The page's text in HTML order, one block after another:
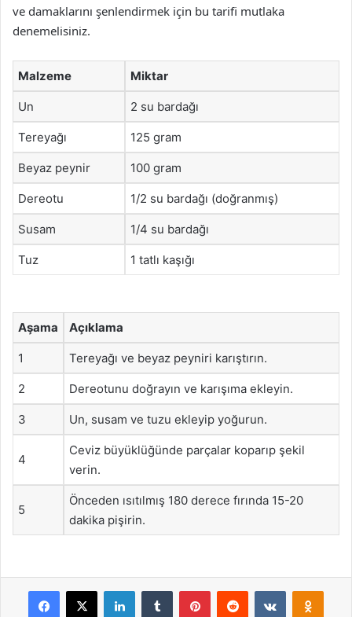
ve damaklarını şenlendirmek için bu tarifi mutlaka
denemelisiniz.
Malzeme Miktar
Un 2 su bardağı
Tereyağı 125 gram
Beyaz peynir 100 gram
Dereotu 1/2 su bardağı (doğranmış)
Susam 1/4 su bardağı
Tuz 1 tatlı kaşığı
Aşama Açıklama
1 Tereyağı ve beyaz peyniri karıştırın.
2 Dereotunu doğrayın ve karışıma ekleyin.
3 Un, susam ve tuzu ekleyip yoğurun.
4
Ceviz büyüklüğünde parçalar koparıp şekil
verin.
5
Önceden ısıtılmış 180 derece fırında 15-20
dakika pişirin.
Facebook
X LinkedInTumblr PinterestReddit VKontakte